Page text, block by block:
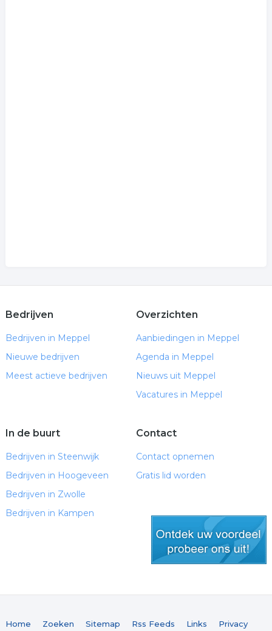
Bedrijven
Bedrijven in Meppel
Nieuwe bedrijven
Meest actieve bedrijven
Overzichten
Aanbiedingen in Meppel
Agenda in Meppel
Nieuws uit Meppel
Vacatures in Meppel
In de buurt
Bedrijven in Steenwijk
Bedrijven in Hoogeveen
Bedrijven in Zwolle
Bedrijven in Kampen
Contact
Contact opnemen
Gratis lid worden
Home Zoeken Sitemap Rss Feeds Links Privacy